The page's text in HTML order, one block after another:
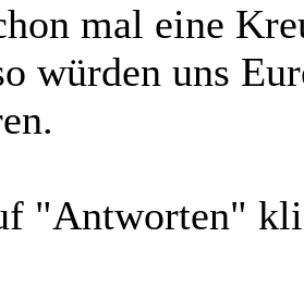
mal eine
würden uns
"Antworten"